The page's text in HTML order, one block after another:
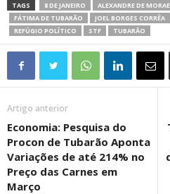
TAGS 8 DE JANEIRO ALEXANDRE DE
FÁTIMA DE TUBARÃO
JOEL BORGES CORRÊA
REFÚGIO POLÍTICO
STF TUBARÃO
Artigo anterior
Economia: Pesquisa do
Procon de Tubarão Aponta
Variações de até 214% no
Preço das Carnes em
Março